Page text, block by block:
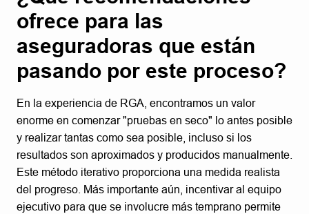
ofrece para las
aseguradoras que están
pasando por este proceso?
En la experiencia de RGA, encontramos un valor
enorme en comenzar "pruebas en seco" lo antes posible
y realizar tantas como sea posible, incluso si los
resultados son aproximados y producidos manualmente.
Este método iterativo proporciona una medida realista
del progreso. Más importante aún, incentivar al equipo
ejecutivo para que se involucre más temprano permite